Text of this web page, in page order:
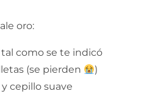
oro:
como se te indicó
(se pierden
)
cepillo suave